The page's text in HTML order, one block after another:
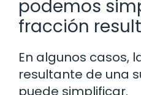
podemos
fracción
En algunos casos,
resultante de una
puede simplificar.